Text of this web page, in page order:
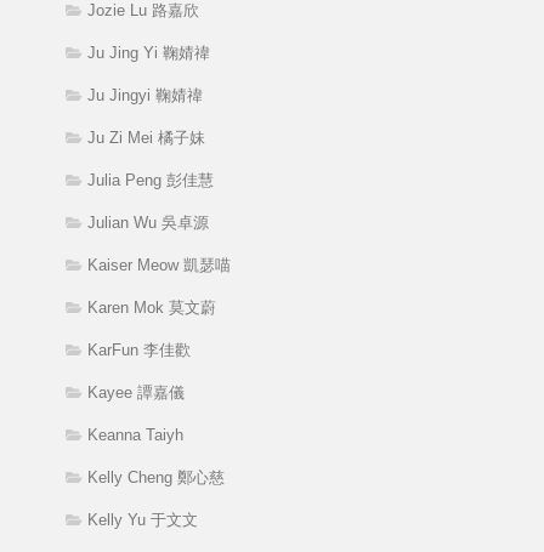
Jozie Lu 路嘉欣
Ju Jing Yi 鞠婧禕
Ju Jingyi 鞠婧禕
Ju Zi Mei 橘子妹
Julia Peng 彭佳慧
Julian Wu 吳卓源
Kaiser Meow 凱瑟喵
Karen Mok 莫文蔚
KarFun 李佳歡
Kayee 譚嘉儀
Keanna Taiyh
Kelly Cheng 鄭心慈
Kelly Yu 于文文